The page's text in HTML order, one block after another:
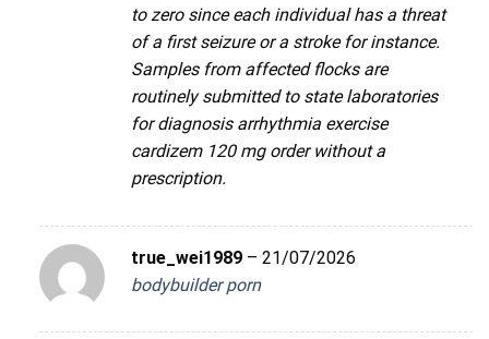
to zero since each individual has a threat
of a first seizure or a stroke for instance.
Samples from affected flocks are
routinely submitted to state laboratories
for diagnosis arrhythmia exercise
cardizem 120 mg order without a
prescription.
true_wei1989 – 21/07/2026
bodybuilder porn